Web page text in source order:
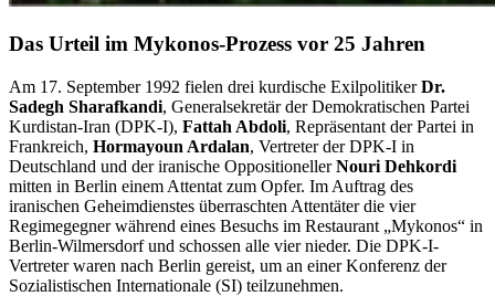
Das Urteil im Mykonos-Prozess vor 25 Jahren
Am 17. September 1992 fielen drei kurdische ExilpolitikerDr.
Sadegh Sharafkandi, Generalsekretär der Demokratischen Partei
Kurdistan-Iran (DPK-I), Fattah Abdoli, Repräsentant der Partei in
Frankreich, Hormayoun Ardalan, Vertreter der DPK-I in
Deutschland und der iranische OppositionellerNouri Dehkordi
mitten in Berlin einem Attentat zum Opfer. Im Auftrag des
iranischen Geheimdienstes überraschten Attentäter die vier
Regimegegner während eines Besuchs im Restaurant „Mykonos“ in
Berlin-Wilmersdorf und schossen alle vier nieder. Die DPK-I-
Vertreter waren nach Berlin gereist, um an einer Konferenz der
Sozialistischen Internationale (SI) teilzunehmen.